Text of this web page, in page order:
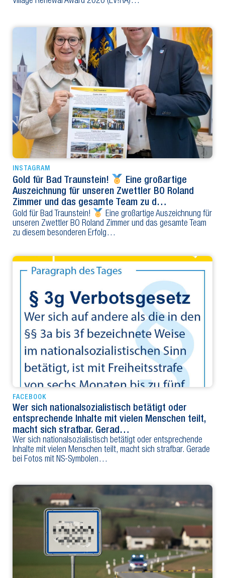
INSTAGRAM
Gold für Bad Traunstein!
Eine großartige
Auszeichnung für unseren Zwettler BO Roland
Zimmer und das gesamte Team zu d…
Gold für Bad Traunstein!
Eine großartige Auszeichnung für
unseren Zwettler BO Roland Zimmer und das gesamte Team
zu diesem besonderen Erfolg…
FACEBOOK
Wer sich nationalsozialistisch betätigt oder
entsprechende Inhalte mit vielen Menschen teilt,
macht sich strafbar. Gerad…
Wer sich nationalsozialistisch betätigt oder entsprechende
Inhalte mit vielen Menschen teilt, macht sich strafbar. Gerade
bei Fotos mit NS-Symbolen…